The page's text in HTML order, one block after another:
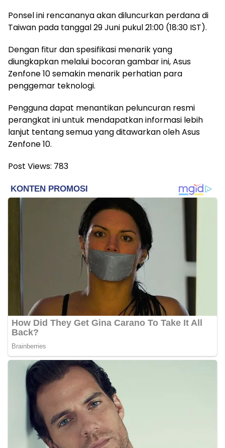
Ponsel ini rencananya akan diluncurkan perdana di
Taiwan pada tanggal 29 Juni pukul 21:00 (18:30 IST).
Dengan fitur dan spesifikasi menarik yang
diungkapkan melalui bocoran gambar ini, Asus
Zenfone 10 semakin menarik perhatian para
penggemar teknologi.
Pengguna dapat menantikan peluncuran resmi
perangkat ini untuk mendapatkan informasi lebih
lanjut tentang semua yang ditawarkan oleh Asus
Zenfone 10.
Post Views: 783